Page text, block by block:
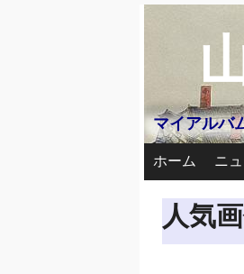
マイアルバ
ホーム ニ
人気